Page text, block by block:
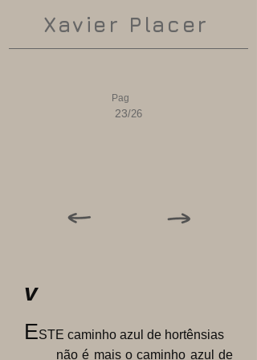
Xavier Placer
v
ESTE caminho azul de hortênsias
não é mais o caminho azul de
Pag
23/26